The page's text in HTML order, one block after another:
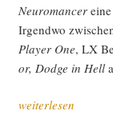
Neu­ro­man­cereine
Irgend­wo
Play­er One, LX
or, Dodge in Hell
„Ein­
weiterlesen